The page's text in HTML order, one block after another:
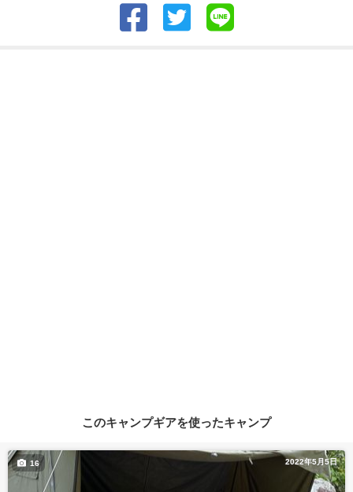
このキャンプギアを使ったキャンプ
2022年5月5日
16